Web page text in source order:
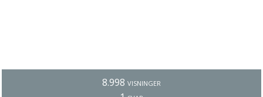
8.998 visninger